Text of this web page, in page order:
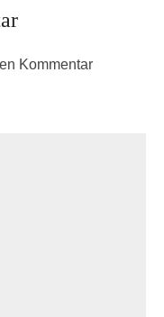
Kommentar